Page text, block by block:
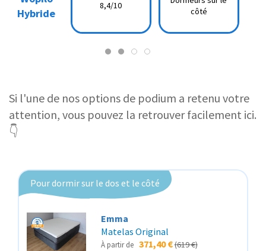
Hybride
8,4/10
Dormeurs sur le
8,4/10
côté
Hybride
Si l'une de nos options de podium a retenu votre
attention, vous pouvez la retrouver facilement ici.
👇
Pour dormir sur le dos et le côté
Emma
Matelas Original
À partir de 371,40 €(619 €)